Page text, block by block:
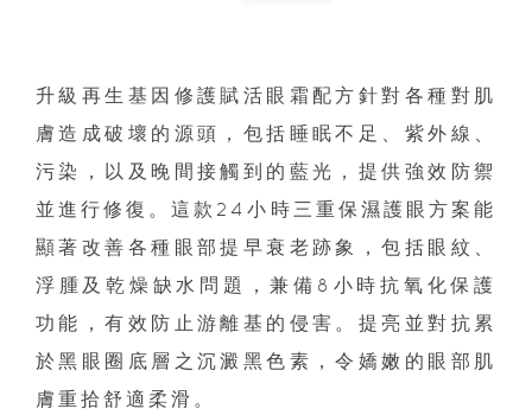
升級再生基因修護賦活眼霜配方針對各種對肌
膚造成破壞的源頭，包括睡眠不足、紫外線、
污染，以及晚間接觸到的藍光，提供強效防禦
並進行修復。這款24小時三重保濕護眼方案能
顯著改善各種眼部提早衰老跡象，包括眼紋、
浮腫及乾燥缺水問題，兼備8小時抗氧化保護
功能，有效防止游離基的侵害。提亮並對抗累
於黑眼圈底層之沉澱黑色素，令嬌嫩的眼部肌
膚重拾舒適柔滑。